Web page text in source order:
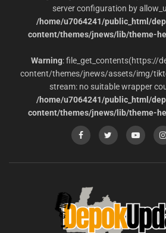
server configuration by
/home/u7064241/public_html/
content/themes/jnews/lib/theme-
Warning: file_get_contents(https://
content/themes/jnews/assets/img/
stream: no suitable wrapper
/home/u7064241/public_html/
content/themes/jnews/lib/theme-